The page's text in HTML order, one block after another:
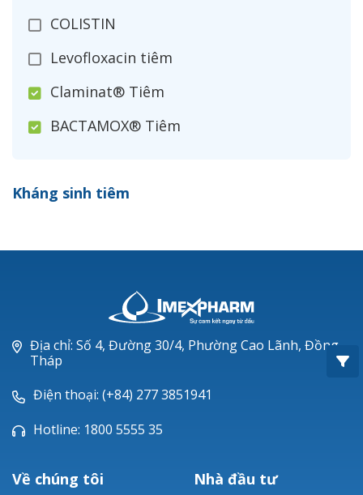
COLISTIN
Levofloxacin tiêm
Claminat® Tiêm
BACTAMOX® Tiêm
Ceftizoxim®
Piperacillin
Ticarlinat®
Zobacta®
Bacsulfo®
Kháng sinh tiêm
Địa chỉ: Số 4, Đường 30/4, Phường Cao Lãnh, Đồng
Tháp
Điện thoại: (+84) 277 3851941
Hotline: 1800 5555 35
Về chúng tôi Nhà đầu tư